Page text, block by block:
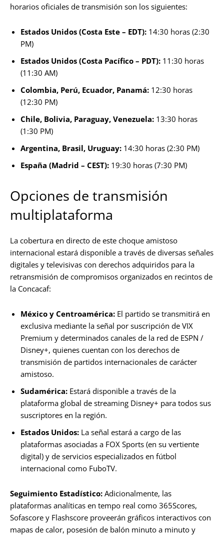
horarios oficiales de transmisión son los siguientes:
Estados Unidos (Costa Este – EDT): 14:30 horas (2:30
PM)
Estados Unidos (Costa Pacífico – PDT): 11:30 horas
(11:30 AM)
Colombia, Perú, Ecuador, Panamá: 12:30 horas
(12:30 PM)
Chile, Bolivia, Paraguay, Venezuela: 13:30 horas
(1:30 PM)
Argentina, Brasil, Uruguay: 14:30 horas (2:30 PM)
España (Madrid – CEST): 19:30 horas (7:30 PM)
Opciones de transmisión
multiplataforma
La cobertura en directo de este choque amistoso
internacional estará disponible a través de diversas señales
digitales y televisivas con derechos adquiridos para la
retransmisión de compromisos organizados en recintos de
la Concacaf:
México y Centroamérica: El partido se transmitirá en
exclusiva mediante la señal por suscripción de VIX
Premium y determinados canales de la red de ESPN /
Disney+, quienes cuentan con los derechos de
transmisión de partidos internacionales de carácter
amistoso.
Sudamérica: Estará disponible a través de la
plataforma global de streaming Disney+ para todos sus
suscriptores en la región.
Estados Unidos: La señal estará a cargo de las
plataformas asociadas a FOX Sports (en su vertiente
digital) y de servicios especializados en fútbol
internacional como FuboTV.
Seguimiento Estadístico: Adicionalmente, las
plataformas analíticas en tempo real como 365Scores,
Sofascore y Flashscore proveerán gráficos interactivos con
mapas de calor, posesión de balón minuto a minuto y